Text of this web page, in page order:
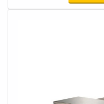
estejam em